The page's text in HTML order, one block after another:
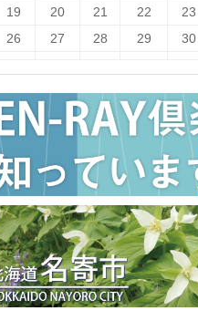
19
20 21 22 23
26
27 28 29 30